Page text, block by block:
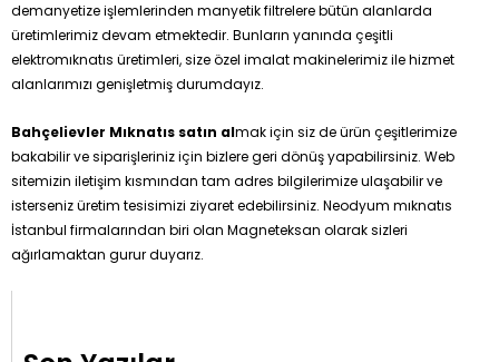
demanyetize işlemlerinden manyetik filtrelere bütün alanlarda
üretimlerimiz devam etmektedir. Bunların yanında çeşitli
elektromıknatıs üretimleri, size özel imalat makinelerimiz ile hizmet
alanlarımızı genişletmiş durumdayız.
Bahçelievler Mıknatıs satın almak için siz de ürün çeşitlerimize
bakabilir ve siparişleriniz için bizlere geri dönüş yapabilirsiniz. Web
sitemizin iletişim kısmından tam adres bilgilerimize ulaşabilir ve
isterseniz üretim tesisimizi ziyaret edebilirsiniz. Neodyum mıknatıs
İstanbul firmalarından biri olan Magneteksan olarak sizleri
ağırlamaktan gurur duyarız.